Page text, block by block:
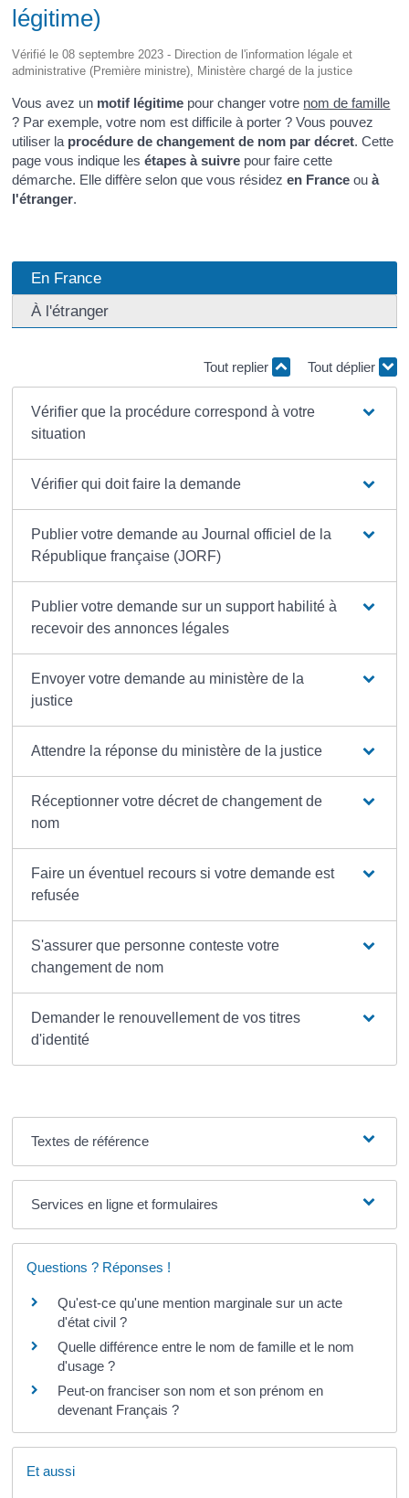
légitime)
Vérifié le 08 septembre 2023 - Direction de l'information légale et
administrative (Première ministre), Ministère chargé de la justice
Vous avez un motif légitime pour changer votre nom de famille
? Par exemple, votre nom est difficile à porter ? Vous pouvez
utiliser la procédure de changement de nom par décret. Cette
page vous indique lesétapes à suivre pour faire cette
démarche. Elle diffère selon que vous résidezen France ouà
l'étranger.
En France
À l'étranger
Tout replier Tout déplier
Vérifier que la procédure correspond à votre
situation
Vérifier qui doit faire la demande
Publier votre demande au Journal officiel de la
République française (JORF)
Publier votre demande sur un support habilité à
recevoir des annonces légales
Envoyer votre demande au ministère de la
justice
Attendre la réponse du ministère de la justice
Réceptionner votre décret de changement de
nom
Faire un éventuel recours si votre demande est
refusée
S'assurer que personne conteste votre
changement de nom
Demander le renouvellement de vos titres
d'identité
Textes de référence
Services en ligne et formulaires
Questions ? Réponses !
Qu'est-ce qu'une mention marginale sur un acte
d'état civil ?
Quelle différence entre le nom de famille et le nom
d'usage ?
Peut-on franciser son nom et son prénom en
devenant Français ?
Et aussi